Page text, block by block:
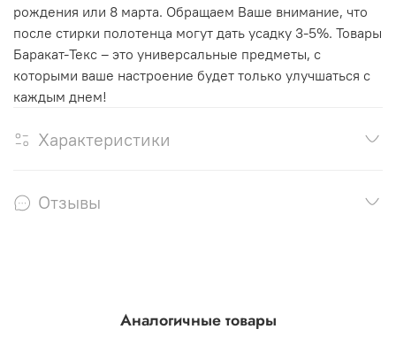
рождения или 8 марта. Обращаем Ваше внимание, что
после стирки полотенца могут дать усадку 3-5%. Товары
Баракат-Текс – это универсальные предметы, с
которыми ваше настроение будет только улучшаться с
каждым днем!
Характеристики
Отзывы
Аналогичные товары